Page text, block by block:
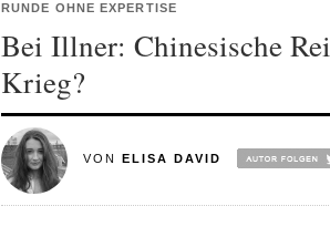
RUNDE OHNE EXPERTISE
Bei Illner: Chinesische
Krieg?
VON ELISA DAVID